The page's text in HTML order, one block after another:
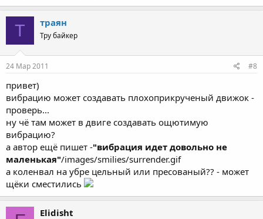
Т траян
Тру байкер
24 Мар 2011 #8
привет)
вибрацию может создавать плохоприкрученый движок -
проверь...
ну чё там может в двиге создавать ощютимую
вибрацию?
а автор ещё пишет -"вибрация идет довольно не
маленькая"/images/smilies/surrender.gif
а коленвал на убре цельный или пресованый?? - может
щёки сместились
Elidisht